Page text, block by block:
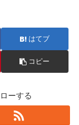
はてブ
コピー
ーする